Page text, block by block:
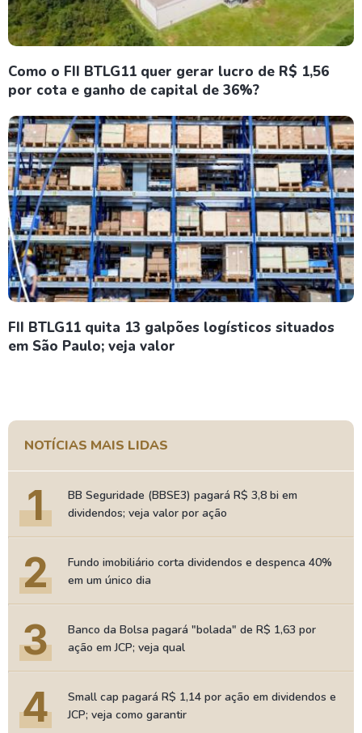
Como o FII BTLG11 quer gerar lucro de R$ 1,56
por cota e ganho de capital de 36%?
FII BTLG11 quita 13 galpões logísticos situados
em São Paulo; veja valor
NOTÍCIAS MAIS LIDAS
1
BB Seguridade (BBSE3) pagará R$ 3,8 bi em
dividendos; veja valor por ação
2
Fundo imobiliário corta dividendos e despenca 40%
em um único dia
3
Banco da Bolsa pagará "bolada" de R$ 1,63 por
ação em JCP; veja qual
4
Small cap pagará R$ 1,14 por ação em dividendos e
JCP; veja como garantir